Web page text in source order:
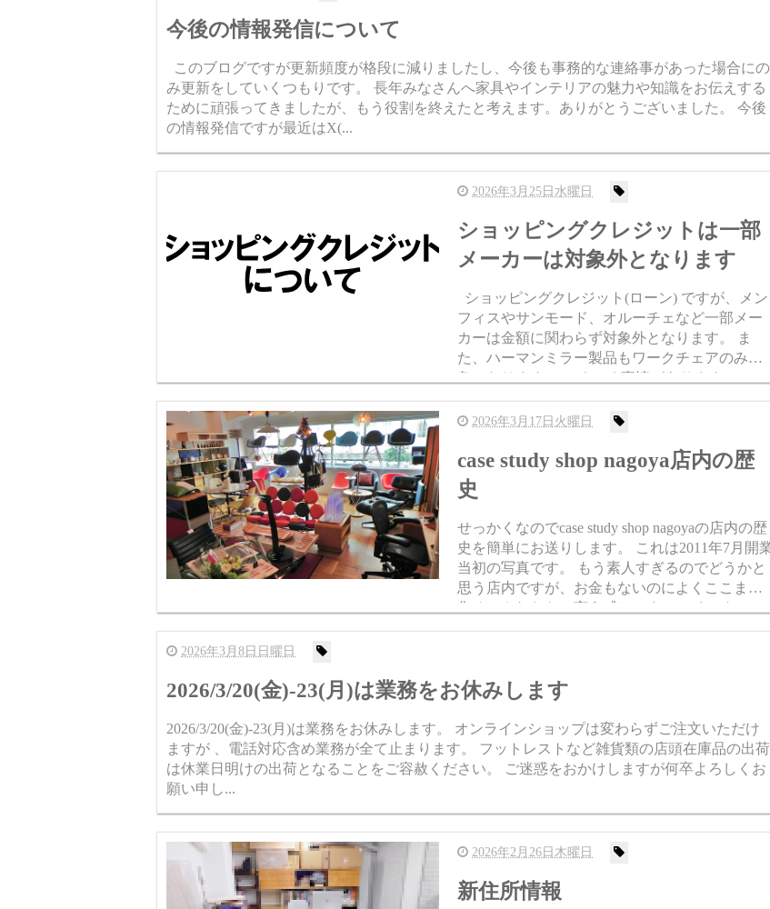
今後の情報発信について
このブログですが更新頻度が格段に減りましたし、今後も事務的な連絡事があった場合にの
み更新をしていくつもりです。 長年みなさんへ家具やインテリアの魅力や知識をお伝えする
ために頑張ってきましたが、もう役割を終えたと考えます。ありがとうございました。 今後
の情報発信ですが最近はX(...
2026年3月25日水曜日
ショッピングクレジットは一部
メーカーは対象外となります
ショッピングクレジット(ローン) ですが、メン
フィスやサンモード、オルーチェなど一部メー
カーは金額に関わらず対象外となります。 ま
た、ハーマンミラー製品もワークチェアのみ対
象となります。 いろいろ事情がありますのでご
理解いただけますと幸いです。 よろしくお願い
いたします。 金...
2026年3月17日火曜日
case study shop nagoya店内の歴
史
せっかくなのでcase study shop nagoyaの店内の歴
史を簡単にお送りします。 これは2011年7月開
当初の写真です。 もう素人すぎるのでどうかと
思う店内ですが、お金もないのによくここまで
集めてやれたなと言う感じです。 いまとなって
は珍しいもののオンパレードです。...
2026年3月8日日曜日
2026/3/20(金)-23(月)は業務をお休みします
2026/3/20(金)-23(月)は業務をお休みします。 オンラインショップは変わらずご注文いただけ
ますが 、電話対応含め業務が全て止まります。 フットレストなど雑貨類の店頭在庫品の出荷
は休業日明けの出荷となることをご容赦ください。 ご迷惑をおかけしますが何卒よろしくお
願い申し...
2026年2月26日木曜日
新住所情報